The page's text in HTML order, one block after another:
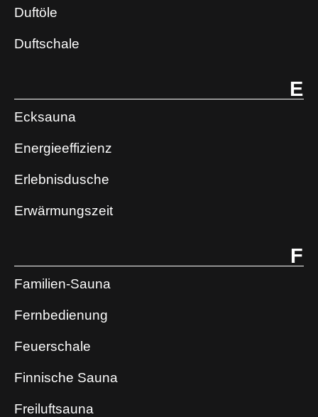
Duftöle
Duftschale
E
Ecksauna
Energieeffizienz
Erlebnisdusche
Erwärmungszeit
F
Familien-Sauna
Fernbedienung
Feuerschale
Finnische Sauna
Freiluftsauna